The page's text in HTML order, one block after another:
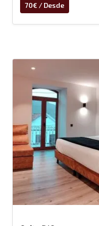
70€ / Desde